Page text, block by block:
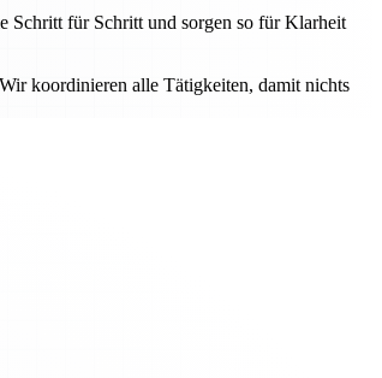
Schritt für Schritt und sorgen so für Klarheit
koordinieren alle Tätigkeiten, damit nichts